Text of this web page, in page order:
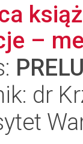
–
dr